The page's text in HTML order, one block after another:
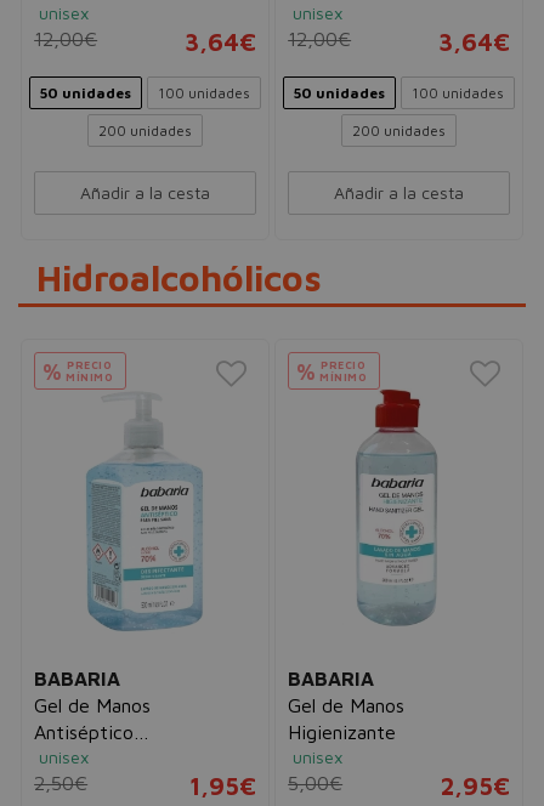
Dibujitos tipo IIR de 3
Capas
unisex
12,00€ 3,64€
50 unidades 100 unidades
200 unidades
Añadir a la cesta
Infantil I
unisex
12,00€ 3,64€
50 unidades 100 unidades
200 unidades
Añadir a la cesta
Hidroalcohólicos
% PRECIO
MÍNIMO
BABARIA
Gel de Manos
Antiséptico
Desinfectante
unisex
2,50€ 1,95€
% PRECIO
MÍNIMO
BABARIA
Gel de Manos
Higienizante
unisex
5,00€ 2,95€